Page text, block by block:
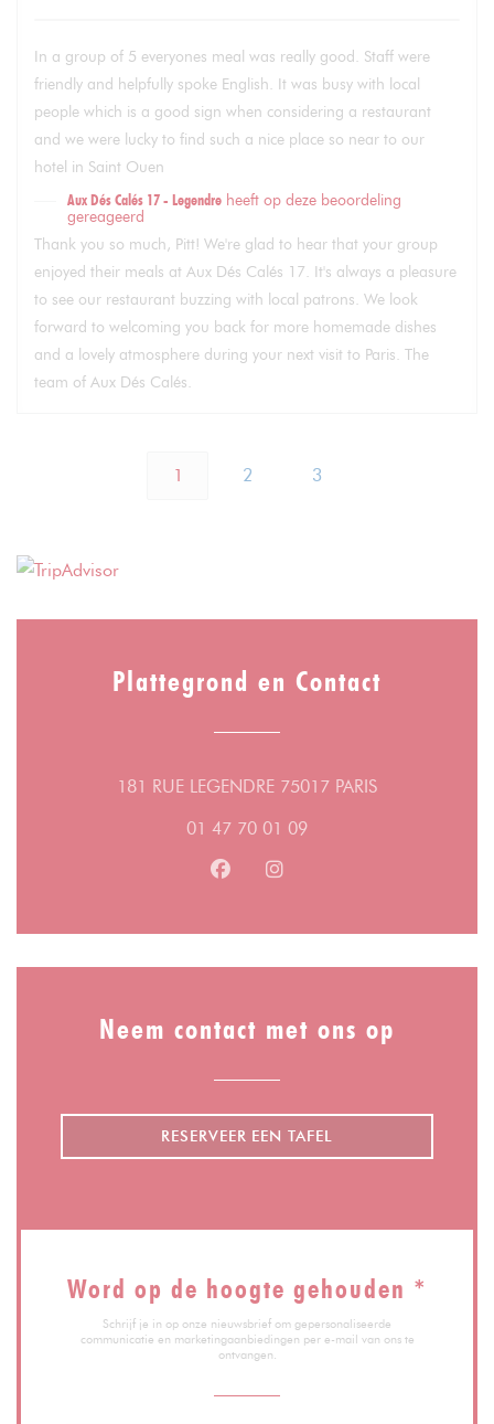
In a group of 5 everyones meal was really good. Staff were
friendly and helpfully spoke English. It was busy with local
people which is a good sign when considering a restaurant
and we were lucky to find such a nice place so near to our
hotel in Saint Ouen
Aux Dés Calés 17 - Legendre heeft op deze beoordeling
gereageerd
Thank you so much, Pitt! We're glad to hear that your group
enjoyed their meals at Aux Dés Calés 17. It's always a pleasure
to see our restaurant buzzing with local patrons. We look
forward to welcoming you back for more homemade dishes
and a lovely atmosphere during your next visit to Paris. The
team of Aux Dés Calés.
1 2 3
Plattegrond en Contact
181 RUE LEGENDRE 75017 PARIS((opent in een
01 47 70 01 09
Facebook ((opent in een nieuw
Instagram ((opent in een
Neem contact met ons op
RESERVEER EEN TAFEL
Word op de hoogte gehouden *
Schrijf je in op onze nieuwsbrief om gepersonaliseerde
communicatie en marketingaanbiedingen per e-mail van ons te
ontvangen.